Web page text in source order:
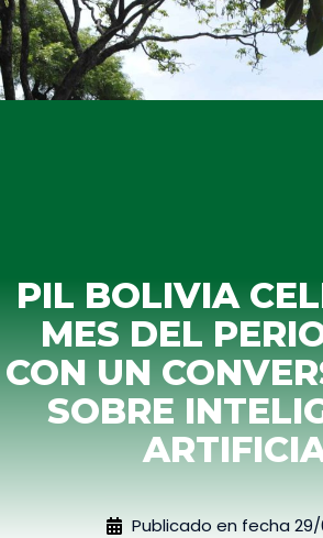
PIL BOLIVIA
MES DEL
CON UN
SOBRE
Publicado en fecha